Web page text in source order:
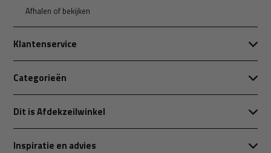
Afhalen of bekijken
Klantenservice
Categorieën
Dit is Afdekzeilwinkel
Inspiratie en advies